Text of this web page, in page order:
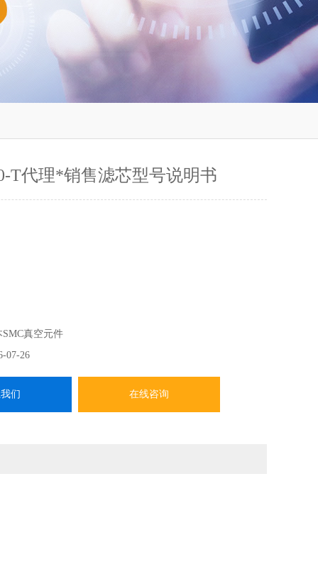
T代理*销售滤芯型号说明书
SMC真空元件
07-26
们 在线咨询